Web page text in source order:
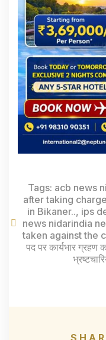
Tags: acb news
after taking
in Bikaner.., ips
news nidarindia
taken against the
पद पर कार्यभार ग्रहण